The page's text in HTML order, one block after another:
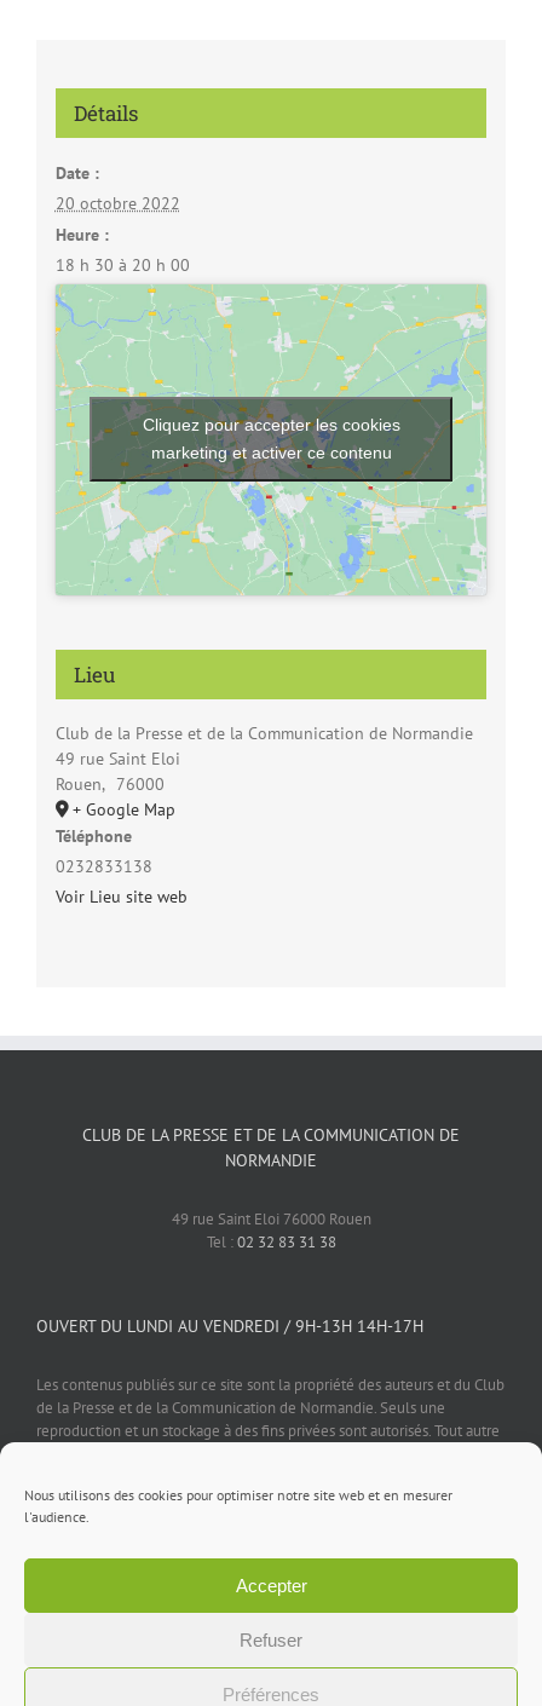
Nous utilisons des cookies pour optimiser notre site web et en mesurer
l'audience.
Accepter
Refuser
Préférences
Détails
Date :
20 octobre 2022
Heure :
18 h 30 à 20 h 00
Lieu
Club de la Presse et de la Communication de Normandie
49 rue Saint Eloi
Rouen, 76000
+ Google Map
Téléphone
0232833138
Voir Lieu site web
Cliquez pour accepter les cookies
marketing et activer ce contenu
CLUB DE LA PRESSE ET DE LA COMMUNICATION DE
NORMANDIE
49 rue Saint Eloi 76000 Rouen
Tel :02 32 83 31 38
OUVERT DU LUNDI AU VENDREDI / 9H-13H 14H-17H
Les contenus publiés sur ce site sont la propriété des auteurs et du Club
de la Presse et de la Communication de Normandie. Seuls une
reproduction et un stockage à des fins privées sont autorisés. Tout autre
Facebook
X LinkedIn
Rss